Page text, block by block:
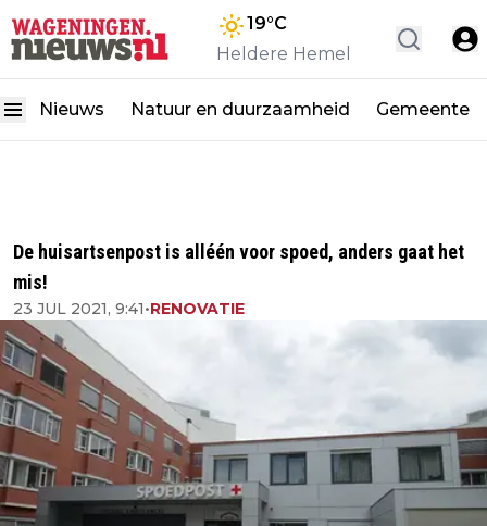
19°C
Heldere Hemel
Nieuws Natuur en duurzaamheid Gemeente
De huisartsenpost is alléén voor spoed, anders gaat het
mis!
23 JUL 2021, 9:41•RENOVATIE